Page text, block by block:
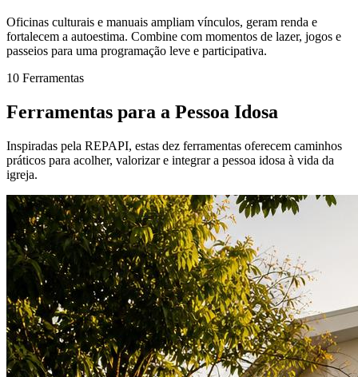
Oficinas culturais e manuais ampliam vínculos, geram renda e
fortalecem a autoestima. Combine com momentos de lazer, jogos e
passeios para uma programação leve e participativa.
10 Ferramentas
Ferramentas para a Pessoa Idosa
Inspiradas pela REPAPI, estas dez ferramentas oferecem caminhos
práticos para acolher, valorizar e integrar a pessoa idosa à vida da
igreja.